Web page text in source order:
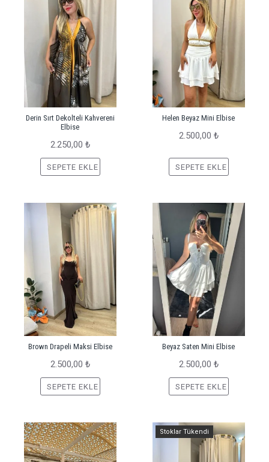
Derin Sırt Dekolteli Kahvereni
Elbise
2.250,00 ₺
SEPETE EKLE
Helen Beyaz Mini Elbise
2.500,00 ₺
SEPETE EKLE
Brown Drapeli Maksi Elbise
2.500,00 ₺
SEPETE EKLE
Beyaz Saten Mini Elbise
2.500,00 ₺
SEPETE EKLE
Stoklar Tükendi